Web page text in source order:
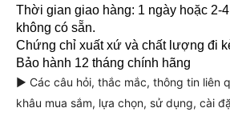
Thời gian giao hàng: 1 ngày hoặc 2-
không có sẵn.
Chứng chỉ xuất xứ và chất lượng đi
Bảo hành 12 tháng chính hãng
► Các câu hỏi, thắc mắc, thông tin liên
khâu mua sắm, lựa chọn, sử dụng, cài